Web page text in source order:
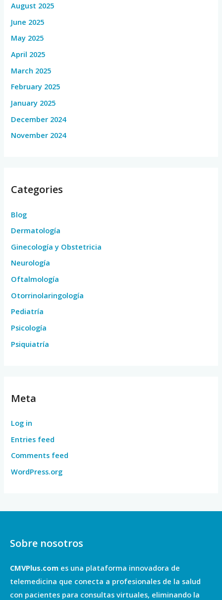
August 2025
June 2025
May 2025
April 2025
March 2025
February 2025
January 2025
December 2024
November 2024
Categories
Blog
Dermatología
Ginecología y Obstetricia
Neurología
Oftalmología
Otorrinolaringología
Pediatría
Psicología
Psiquiatría
Meta
Log in
Entries feed
Comments feed
WordPress.org
Sobre nosotros
CMVPlus.com es una plataforma innovadora de
telemedicina que conecta a profesionales de la salud
con pacientes para consultas virtuales, eliminando la